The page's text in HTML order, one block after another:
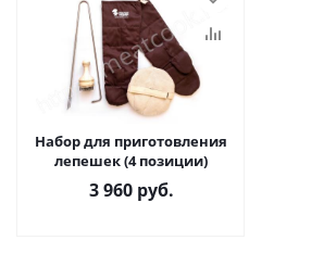
Набор для приготовления
лепешек (4 позиции)
3 960руб.